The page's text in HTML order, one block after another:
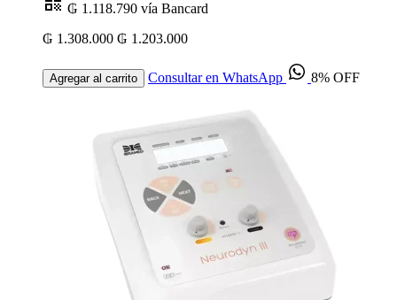
₲ 1.118.790 vía Bancard
₲ 1.308.000 ₲ 1.203.000
Agregar al carrito Consultar en WhatsApp 8% OFF